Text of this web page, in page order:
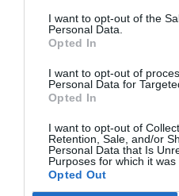
I want to opt-out of the
Personal Data.
Opted In
I want to opt-out of
Personal Data for
Opted In
I want to opt-out of
Retention, Sale, and/or
Personal Data that Is
Purposes for which it was
Opted Out